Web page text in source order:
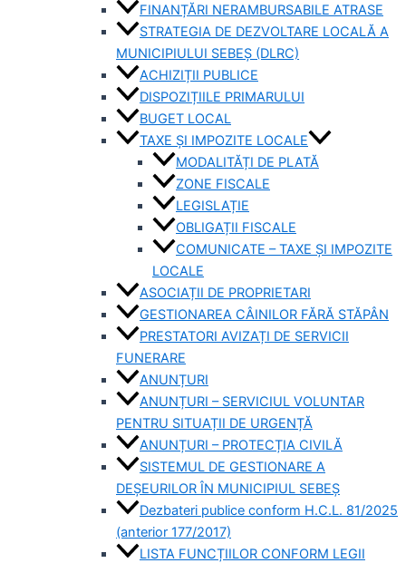
FINANȚĂRI NERAMBURSABILE ATRASE
STRATEGIA DE DEZVOLTARE LOCALĂ A
MUNICIPIULUI SEBEȘ (DLRC)
ACHIZIȚII PUBLICE
DISPOZIȚIILE PRIMARULUI
BUGET LOCAL
TAXE ȘI IMPOZITE LOCALE
MODALITĂȚI DE PLATĂ
ZONE FISCALE
LEGISLAȚIE
OBLIGAȚII FISCALE
COMUNICATE – TAXE ȘI IMPOZITE
LOCALE
ASOCIAȚII DE PROPRIETARI
GESTIONAREA CÂINILOR FĂRĂ STĂPÂN
PRESTATORI AVIZAȚI DE SERVICII
FUNERARE
ANUNȚURI
ANUNȚURI – SERVICIUL VOLUNTAR
PENTRU SITUAȚII DE URGENȚĂ
ANUNȚURI – PROTECȚIA CIVILĂ
SISTEMUL DE GESTIONARE A
DEȘEURILOR ÎN MUNICIPIUL SEBEȘ
Dezbateri publice conform H.C.L. 81/2025
(anterior 177/2017)
LISTA FUNCȚIILOR CONFORM LEGII